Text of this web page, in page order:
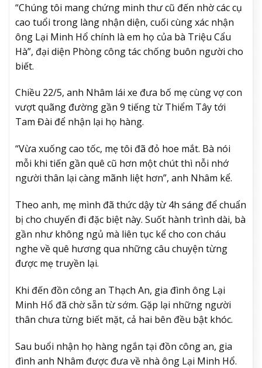
“Chúng tôi mang chứng minh thư cũ đến nhờ các cụ
cao tuổi trong làng nhận diện, cuối cùng xác nhận
ông Lại Minh Hổ chính là em họ của bà Triệu Cẩu
Hà”, đại diện Phòng công tác chống buôn người cho
biết.
Chiều 22/5, anh Nhâm lái xe đưa bố mẹ cùng vợ con
vượt quãng đường gần 9 tiếng từ Thiểm Tây tới
Tam Đài để nhận lại họ hàng.
“Vừa xuống cao tốc, mẹ tôi đã đỏ hoe mắt. Bà nói
mỗi khi tiến gần quê cũ hơn một chút thì nỗi nhớ
người thân lại càng mãnh liệt hơn”, anh Nhâm kể.
Theo anh, mẹ mình đã thức dậy từ 4h sáng để chuẩn
bị cho chuyến đi đặc biệt này. Suốt hành trình dài, bà
gần như không ngủ mà liên tục kể cho con cháu
nghe về quê hương qua những câu chuyện từng
được mẹ truyền lại.
Khi đến đồn công an Thạch An, gia đình ông Lại
Minh Hổ đã chờ sẵn từ sớm. Gặp lại những người
thân chưa từng biết mặt, cả hai bên đều bật khóc.
Sau buổi nhận họ hàng ngắn tại đồn công an, gia
đình anh Nhâm được đưa về nhà ông Lại Minh Hổ.